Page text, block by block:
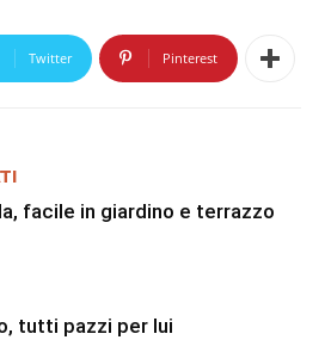
Twitter Pinterest
facile in giardino e terrazzo
tutti pazzi per lui